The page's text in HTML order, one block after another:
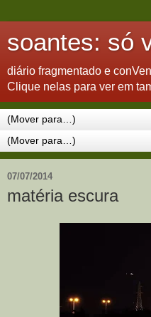
soantes: só
diário fragmentado e
Clique nelas para ver em
07/07/2014
matéria escura